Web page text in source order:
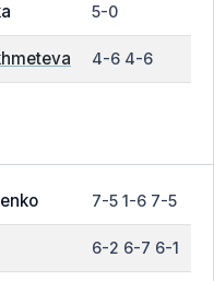
5-0
4-6 4-6
7-5 1-6 7-5
6-2 6-7 6-1